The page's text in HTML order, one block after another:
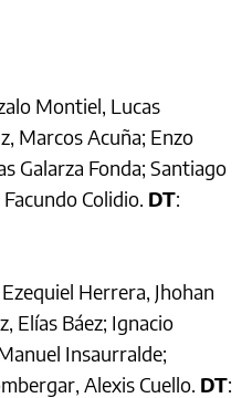
Montiel, Lucas
Marcos Acuña; Enzo
Galarza Fonda; Santiago
Colidio. DT:
Herrera, Jhohan
Elías Báez; Ignacio
Insaurralde;
Alexis Cuello. DT: